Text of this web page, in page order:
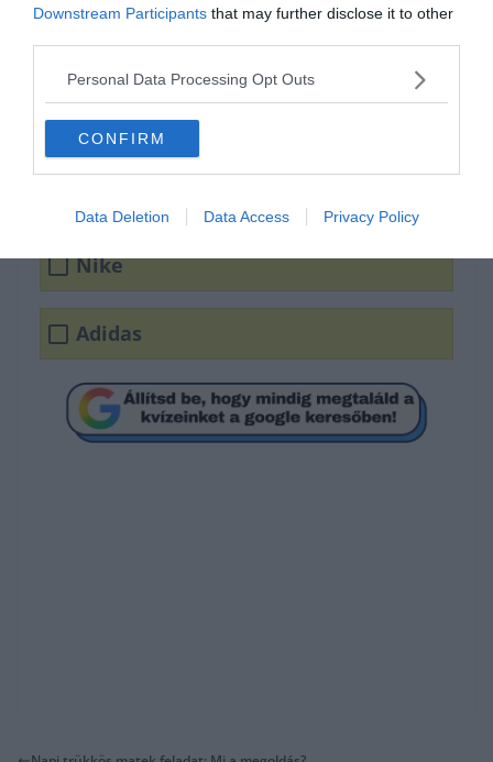
Downstream Participants that may further disclose it to other
Personal Data Processing Opt Outs
CONFIRM
Data Deletion Data Access Privacy Policy
0%
Melyik márka szlogenje
a: „Just do it.”
Nike
Adidas